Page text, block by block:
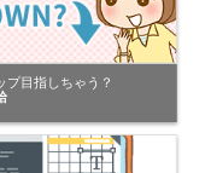
プ目指しちゃう？